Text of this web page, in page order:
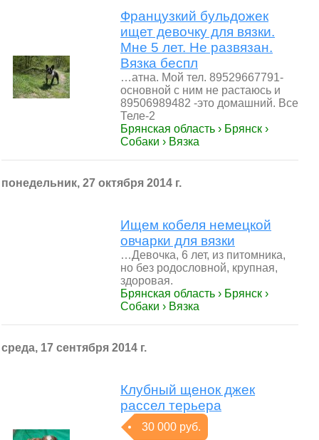
Французкий бульдожек
ищет девочку для вязки.
Мне 5 лет. Не развязан.
Вязка беспл
…атна. Мой тел. 89529667791-
основной с ним не растаюсь и
89506989482 -это домашний. Все
Теле-2
Брянская область › Брянск ›
Собаки › Вязка
понедельник, 27 октября 2014 г.
Ищем кобеля немецкой
овчарки для вязки
…Девочка, 6 лет, из питомника,
но без родословной, крупная,
здоровая.
Брянская область › Брянск ›
Собаки › Вязка
среда, 17 сентября 2014 г.
Клубный щенок джек
рассел терьера
30 000 руб.